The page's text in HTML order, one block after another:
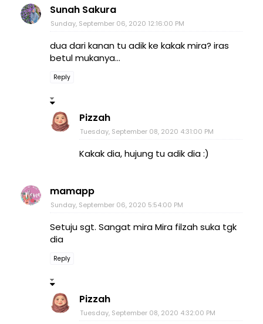
Sunah Sakura
Sunday, September 06, 2020 12:16:00 PM
dua dari kanan tu adik ke kakak mira? iras
betul mukanya...
Reply
Pizzah
Tuesday, September 08, 2020 4:31:00 PM
Kakak dia, hujung tu adik dia :)
mamapp
Sunday, September 06, 2020 5:54:00 PM
Setuju sgt. Sangat mira Mira filzah suka tgk
dia
Reply
Pizzah
Tuesday, September 08, 2020 4:32:00 PM